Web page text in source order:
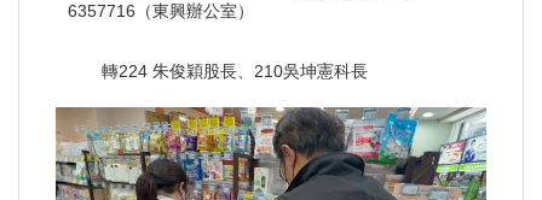
6357716（東興辦公室）
轉224 朱俊穎股長、210吳坤憲科長